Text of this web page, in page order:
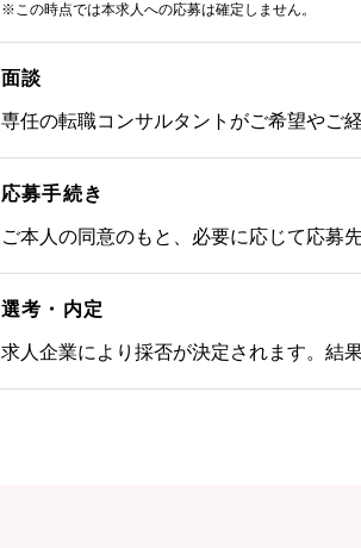
※この時点では本求人への応募は確定しません。
面談
専任の転職コンサルタントがご希望やご
応募手続き
ご本人の同意のもと、必要に応じて応募
選考・内定
求人企業により採否が決定されます。結